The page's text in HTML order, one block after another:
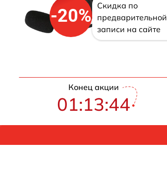
-20%
Скидка по
предварительной
записи на сайте
Конец акции
01:13:43